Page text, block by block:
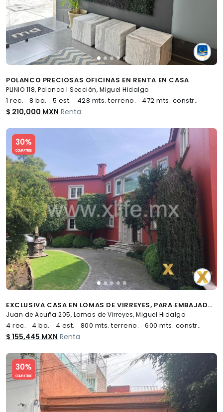
POLANCO PRECIOSAS OFICINAS EN RENTA EN CASA
PLINIO 118, Polanco I Sección, Miguel Hidalgo
1 rec. 8 ba. 5 est. 428 mts. terreno. 472 mts. constr..
$ 210,000 MXN Renta
30%
COMPATIBLE
Slide 1 of 5
EXCLUSIVA CASA EN LOMAS DE VIRREYES, PARA EMBAJADA O EXPATRIADOS.
Juan de Acuña 205, Lomas de Virreyes, Miguel Hidalgo
4 rec. 4 ba. 4 est. 800 mts. terreno. 600 mts. constr..
$ 155,445 MXN Renta
30%
COMPATIBLE
Slide 1 of 5